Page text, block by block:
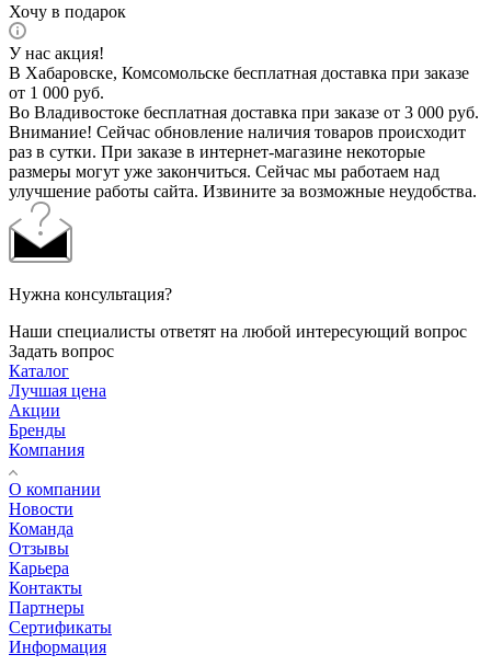
Хочу в подарок
У нас акция!
В Хабаровске, Комсомольске бесплатная доставка при заказе
от 1 000 руб.
Во Владивостоке бесплатная доставка при заказе от 3 000 руб.
Внимание! Сейчас обновление наличия товаров происходит
раз в сутки. При заказе в интернет-магазине некоторые
размеры могут уже закончиться. Сейчас мы работаем над
улучшение работы сайта. Извините за возможные неудобства.
Нужна консультация?
Наши специалисты ответят на любой интересующий вопрос
Задать вопрос
Каталог
Лучшая цена
Акции
Бренды
Компания
О компании
Новости
Команда
Отзывы
Карьера
Контакты
Партнеры
Сертификаты
Информация